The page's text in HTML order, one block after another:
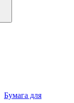
Бумага для